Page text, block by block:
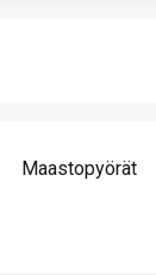
Maastopyörät